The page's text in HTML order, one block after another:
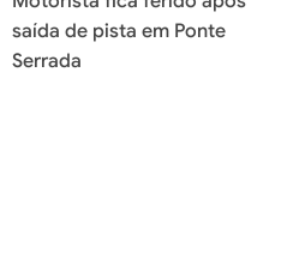
saída de pista em Ponte
Serrada